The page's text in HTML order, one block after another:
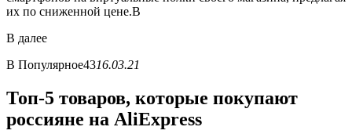
их по сниженной цене.В
В далее
В Популярное4316.03.21
Топ-5 товаров, которые покупают
россияне на AliExpress